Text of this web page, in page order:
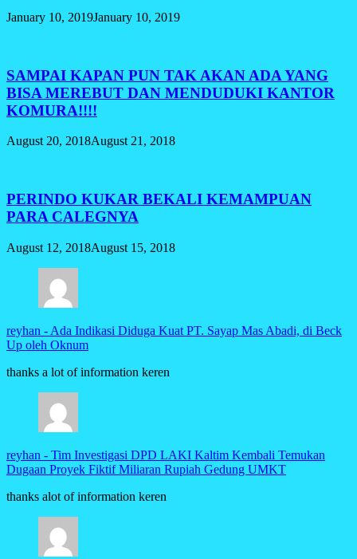
January 10, 2019January 10, 2019
SAMPAI KAPAN PUN TAK AKAN ADA YANG
BISA MEREBUT DAN MENDUDUKI KANTOR
KOMURA!!!!
August 20, 2018August 21, 2018
PERINDO KUKAR BEKALI KEMAMPUAN
PARA CALEGNYA
August 12, 2018August 15, 2018
reyhan - Ada Indikasi Diduga Kuat PT. Sayap Mas Abadi, di Beck
Up oleh Oknum
thanks a lot of information keren
reyhan - Tim Investigasi DPD LAKI Kaltim Kembali Temukan
Dugaan Proyek Fiktif Miliaran Rupiah Gedung UMKT
thanks alot of information keren